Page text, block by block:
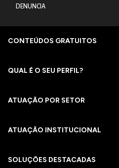
DENUNCIA
CONTEÚDOS GRATUITOS
QUAL É O SEU PERFIL?
ATUAÇÃO POR SETOR
ATUAÇÃO INSTITUCIONAL
SOLUÇÕES DESTACADAS